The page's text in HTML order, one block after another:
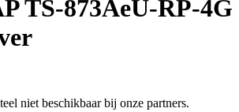
TS-873AeU-RP-4G
niet beschikbaar bij onze partners.